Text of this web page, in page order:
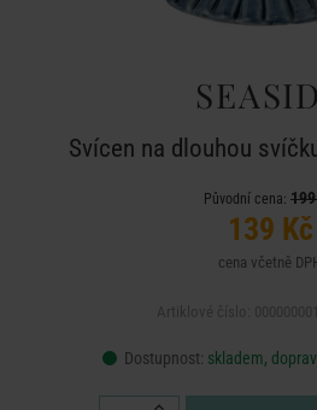
Svícen na dlouhou
Původní cena:
139 Kč
cena včetně
Dostupnost: skladem,